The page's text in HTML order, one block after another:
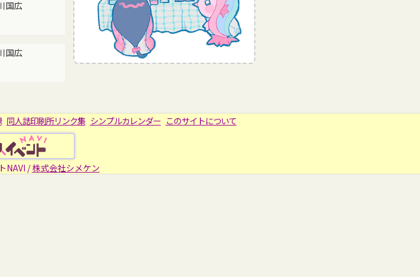
国広
国広
同人誌印刷所リンク集 シンプルカレンダー このサイトについて
NAVI /株式会社シメケン